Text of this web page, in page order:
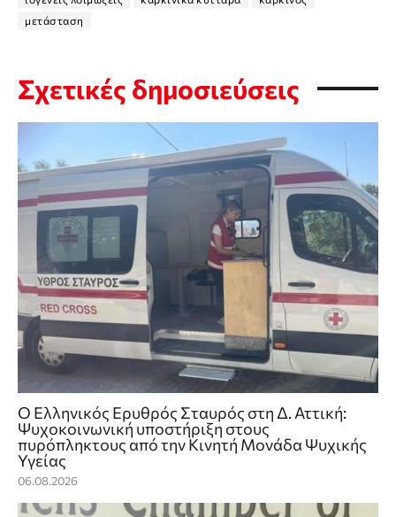
μετάσταση
Σχετικές δημοσιεύσεις
Ο Ελληνικός Ερυθρός Σταυρός στη Δ. Αττική:
Ψυχοκοινωνική υποστήριξη στους
πυρόπληκτους από την Κινητή Μονάδα Ψυχικής
Υγείας
06.08.2026